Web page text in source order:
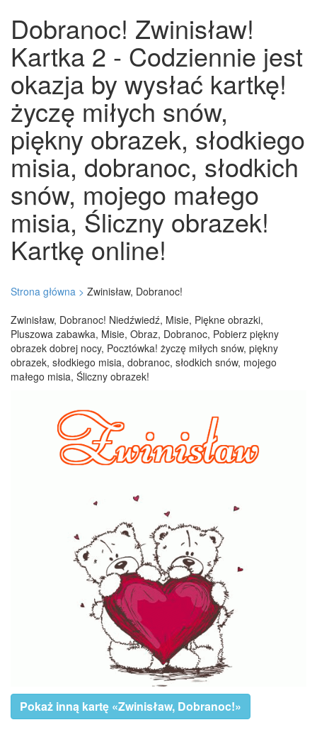
Dobranoc! Zwinisław!
Kartka 2 - Codziennie jest
okazja by wysłać kartkę!
życzę miłych snów,
piękny obrazek, słodkiego
misia, dobranoc, słodkich
snów, mojego małego
misia, Śliczny obrazek!
Kartkę online!
Strona główna > Zwinisław, Dobranoc!
Zwinisław, Dobranoc! Niedźwiedź, Misie, Piękne obrazki,
Pluszowa zabawka, Misie, Obraz, Dobranoc, Pobierz piękny
obrazek dobrej nocy, Pocztówka! życzę miłych snów, piękny
obrazek, słodkiego misia, dobranoc, słodkich snów, mojego
małego misia, Śliczny obrazek!
Pokaż inną kartę «Zwinisław, Dobranoc!»